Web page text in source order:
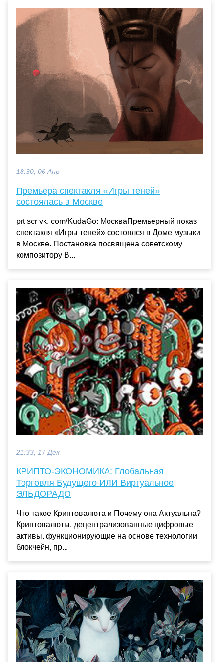
18:30, 06 Апр
Премьера спектакля «Игры теней»
состоялась в Москве
prt scr vk. com/KudaGo: МоскваПремьерный показ
спектакля «Игры теней» состоялся в Доме музыки
в Москве. Постановка посвящена советскому
композитору В...
21:33, 17 Дек
КРИПТО-ЭКОНОМИКА: Глобальная
Торговля Будущего ИЛИ Виртуальное
ЭЛЬДОРАДО
Что такое Криптовалюта и Почему она Актуальна?
Криптовалюты, децентрализованные цифровые
активы, функционирующие на основе технологии
блокчейн, пр...